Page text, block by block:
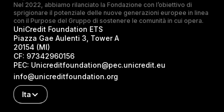
Nel 2022, abbiamo rilanciato la Fondazione con l’obiettivo di
sprigionare il potenziale delle nuove generazioni europee in linea
con il Purpose del Gruppo di sostenere le comunità in cui opera.
UniCredit Foundation ETS
Piazza Gae Aulenti 3, Tower A
20154 (MI)
CF: 97342960156
PEC: Unicreditfoundation@pec.unicredit.eu
info@unicreditfoundation.org
Ita